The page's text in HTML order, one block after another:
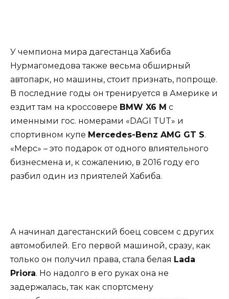
У чемпиона мира дагестанца Хабиба
Нурмагомедова также весьма обширный
автопарк, но машины, стоит признать, попроще.
В последние годы он тренируется в Америке и
ездит там на кроссовере BMW X6 M с
именными гос. номерами «DAGI TUT» и
спортивном купе Mercedes-Benz AMG GT S.
«Мерс» – это подарок от одного влиятельного
бизнесмена и, к сожалению, в 2016 году его
разбил один из приятелей Хабиба.
А начинал дагестанский боец совсем с других
автомобилей. Его первой машиной, сразу, как
только он получил права, стала белая Lada
Priora. Но надолго в его руках она не
задержалась, так как спортсмену